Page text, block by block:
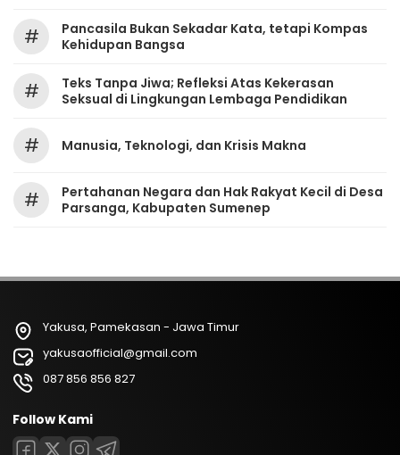
#
Pancasila Bukan Sekadar Kata, tetapi Kompas
Kehidupan Bangsa
#
Teks Tanpa Jiwa; Refleksi Atas Kekerasan
Seksual di Lingkungan Lembaga Pendidikan
# Manusia, Teknologi, dan Krisis Makna
#
Pertahanan Negara dan Hak Rakyat Kecil di Desa
Parsanga, Kabupaten Sumenep
Yakusa, Pamekasan - Jawa Timur
yakusaofficial@gmail.com
087 856 856 827
Follow Kami